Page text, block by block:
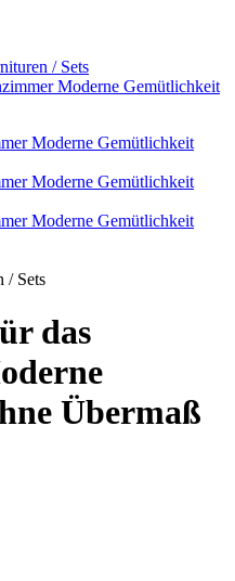
/ Sets
Moderne Gemütlichkeit
/ Sets
das
Übermaß